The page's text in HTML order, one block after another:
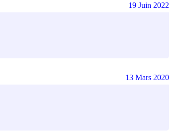
19 Juin 2022
13 Mars 2020